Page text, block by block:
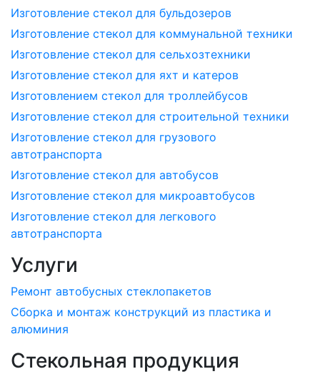
Изготовление стекол для бульдозеров
Изготовление стекол для коммунальной техники
Изготовление стекол для сельхозтехники
Изготовление стекол для яхт и катеров
Изготовлением стекол для троллейбусов
Изготовление стекол для строительной техники
Изготовление стекол для грузового
автотранспорта
Изготовление стекол для автобусов
Изготовление стекол для микроавтобусов
Изготовление стекол для легкового
автотранспорта
Услуги
Ремонт автобусных стеклопакетов
Сборка и монтаж конструкций из пластика и
алюминия
Стекольная продукция